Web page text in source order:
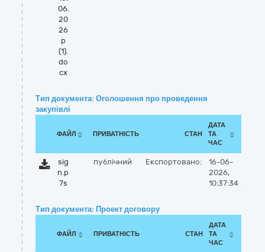
06.
20
26
р
(1).
do
cx
Тип документа: Оголошення про проведення
закупівлі
ФАЙЛ ПРИВАТНІСТЬ СТАН
ДАТА
ТА
ЧАС
sig
n.p
7s
публічний Експортовано:
16-06-
2026,
10:37:34
Тип документа: Проект договору
ФАЙЛ ПРИВАТНІСТЬ СТАН
ДАТА
ТА
ЧАС